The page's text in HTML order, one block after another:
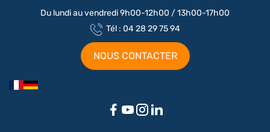
Du lundi au vendredi 9h00-12h00 / 13h00-17h00
Tél : 04 28 29 75 94
NOUS CONTACTER